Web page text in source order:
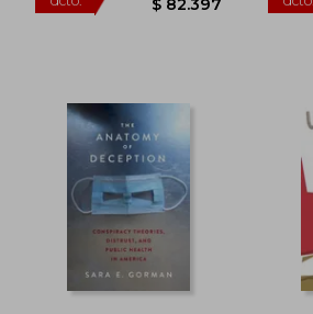
50%
dcto. $ 160.156